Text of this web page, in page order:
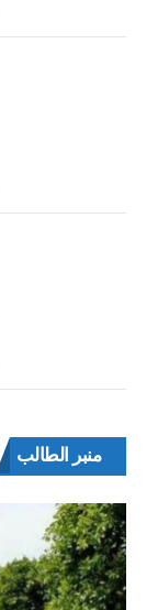
منبر الطالب